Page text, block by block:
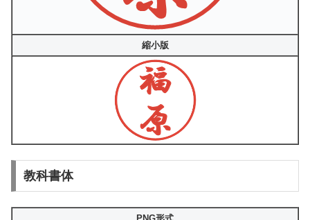
縮小版
教科書体